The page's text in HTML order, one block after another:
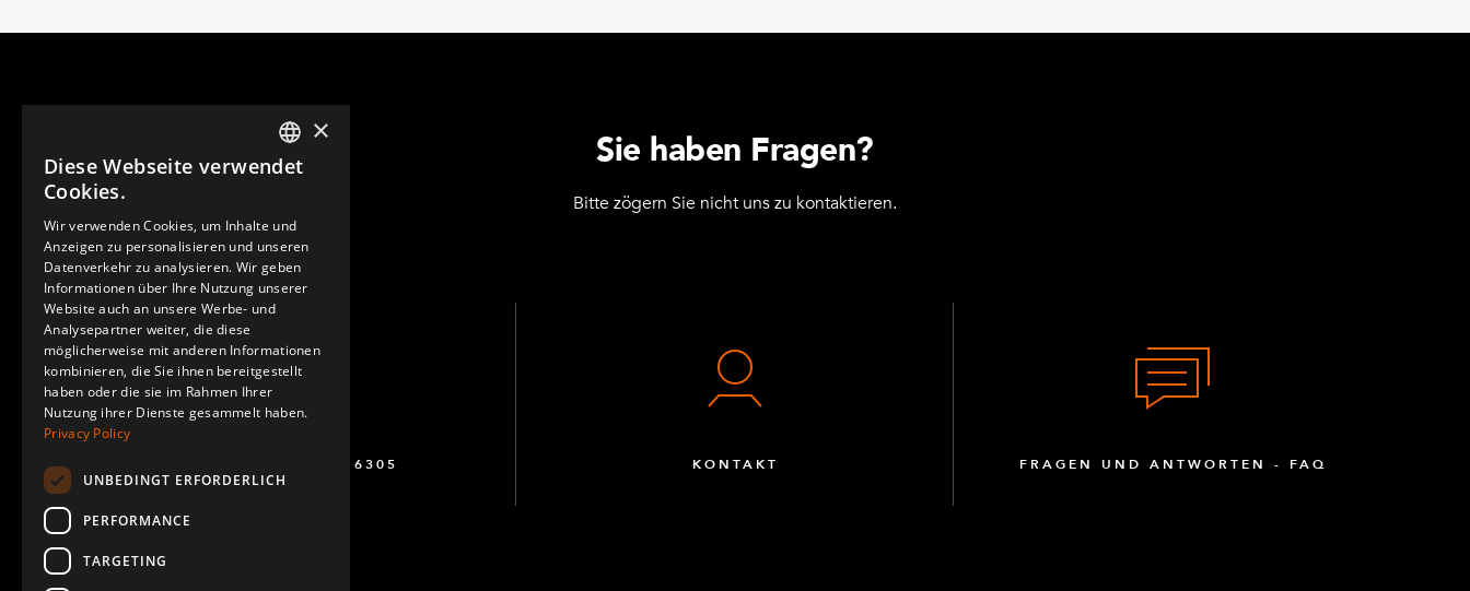
Sie haben Fragen?
Bitte zögern Sie nicht uns zu kontaktieren.
+49 (0) 160 243 6305 KONTAKT FRAGEN UND ANTWORTEN - FAQ
ENGLISH
×
Diese Webseite verwendet
Cookies.
Wir verwenden Cookies, um Inhalte und
Anzeigen zu personalisieren und unseren
Datenverkehr zu analysieren. Wir geben
Informationen über Ihre Nutzung unserer
Website auch an unsere Werbe- und
Analysepartner weiter, die diese
möglicherweise mit anderen Informationen
kombinieren, die Sie ihnen bereitgestellt
haben oder die sie im Rahmen Ihrer
Nutzung ihrer Dienste gesammelt haben.
Privacy Policy
UNBEDINGT ERFORDERLICH
PERFORMANCE
TARGETING